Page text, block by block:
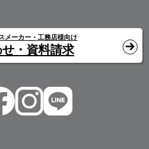
メーカー・工務店様向け
・資料請求